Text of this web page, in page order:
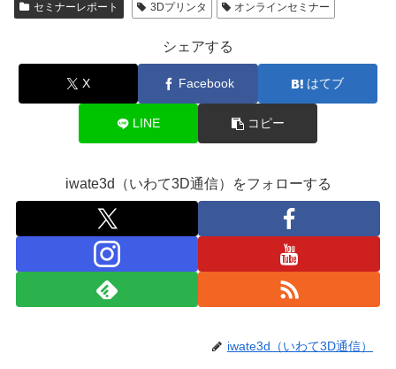
セミナーレポート 3Dプリンタ オンラインセミナー
シェアする
X Facebook はてブ
LINE コピー
iwate3d（いわて3D通信）をフォローする
iwate3d（いわて3D通信）